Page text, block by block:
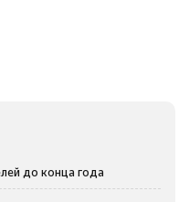
до конца года